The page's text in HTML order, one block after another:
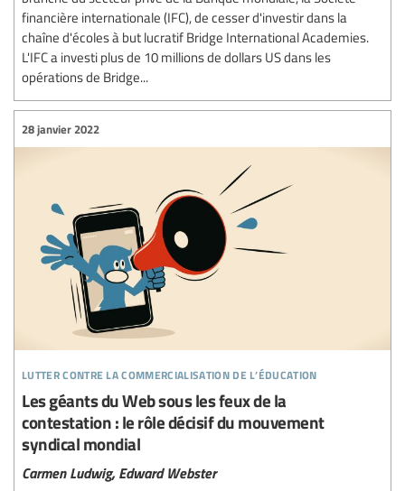
financière internationale (IFC), de cesser d'investir dans la
chaîne d'écoles à but lucratif Bridge International Academies.
L'IFC a investi plus de 10 millions de dollars US dans les
opérations de Bridge...
lutter contre la commercialisation de l’éducation
28 janvier 2022
Les géants du Web sous les feux de la
contestation : le rôle décisif du mouvement
syndical mondial
Carmen Ludwig, Edward Webster